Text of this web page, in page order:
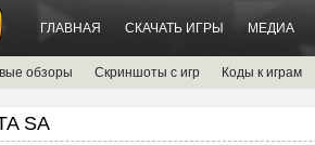
ГЛАВНАЯ СКАЧАТЬ ИГРЫ МЕДИА
обзоры Скриншоты с игр Коды к играм
SA